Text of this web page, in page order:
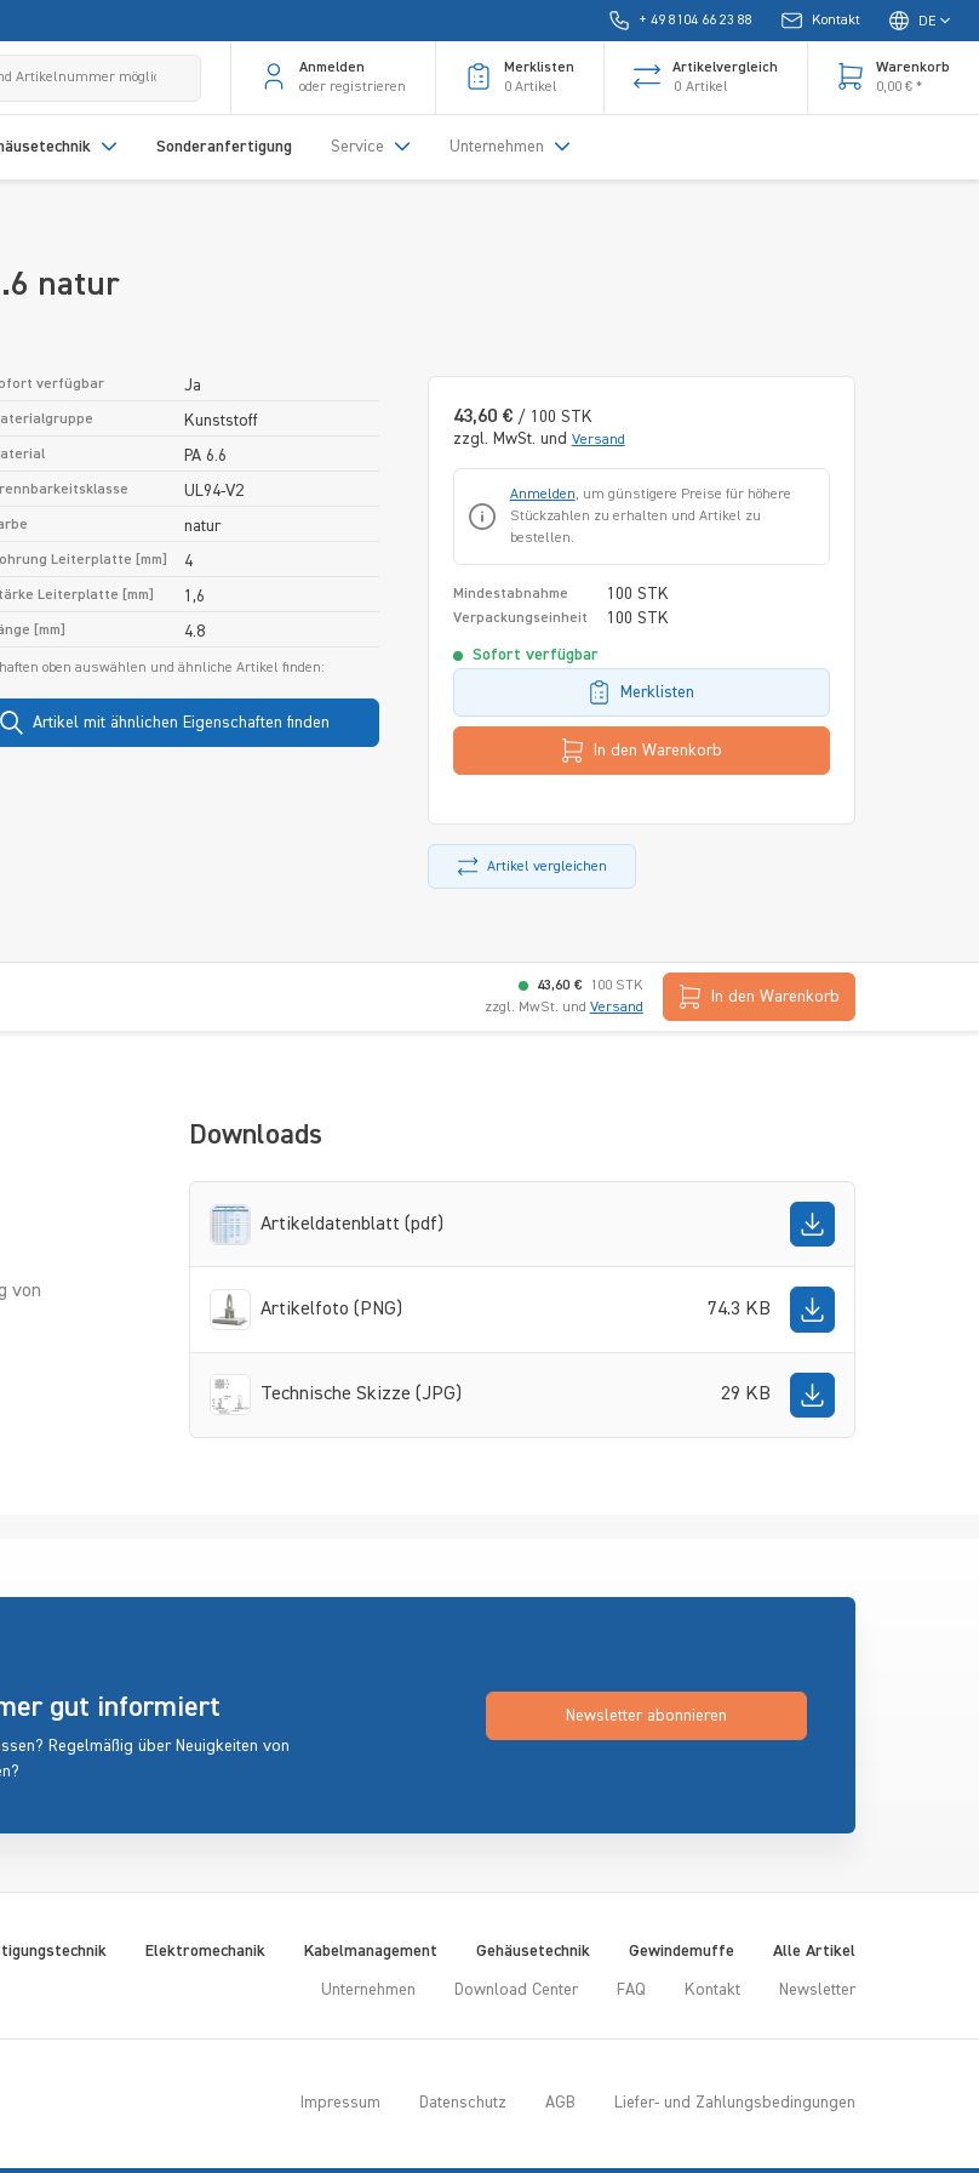
+ 49 8104 66 23 88 Kontakt DE
Anmelden
oder registrieren
Merklisten
0 Artikel
Artikelvergleich
0 Artikel
Warenkorb
0,00 € *
Sonderanfertigung Service Unternehmen
natur
43,60 € / 100 STK
zzgl. MwSt. und Versand
Anmelden, um günstigere Preise für höhere
Stückzahlen zu erhalten und Artikel zu
bestellen.
Mindestabnahme 100 STK
Verpackungseinheit 100 STK
Sofort verfügbar
Merklisten
In den Warenkorb
Artikel vergleichen
verfügbar Ja
Kunststoff
PA 6.6
UL94-V2
natur
Leiterplatte [mm] 4
Leiterplatte [mm] 1,6
[mm] 4.8
oben auswählen und ähnliche Artikel finden:
Artikel mit ähnlichen Eigenschaften finden
43,60 €
100 STK
zzgl. MwSt. und Versand
In den Warenkorb
von
Downloads
Artikeldatenblatt (pdf)
Artikelfoto (PNG) 74.3 KB
Technische Skizze (JPG) 29 KB
gut informiert
Regelmäßig über Neuigkeiten von
Newsletter abonnieren
Elektromechanik Kabelmanagement Gehäusetechnik Gewindemuffe Alle Artikel
Unternehmen Download Center FAQ Kontakt Newsletter
Impressum Datenschutz AGB Liefer- und Zahlungsbedingungen